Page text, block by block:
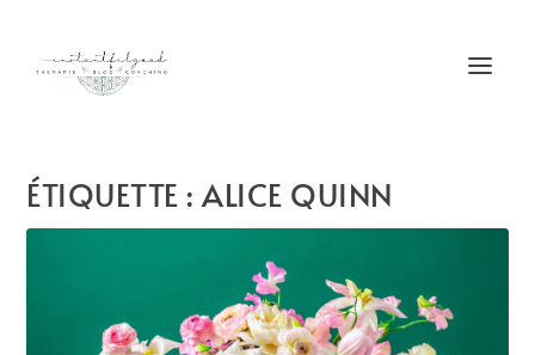
ÉTIQUETTE :ALICE QUINN